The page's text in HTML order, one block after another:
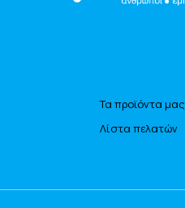
Τα προϊόντα μας
Λίστα πελατών